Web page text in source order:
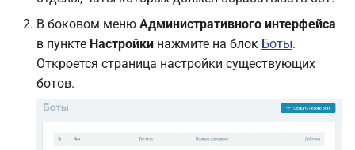
В боковом меню Административного интерфейса
в пункте Настройки нажмите на блок Боты.
Откроется страница настройки существующих
ботов.